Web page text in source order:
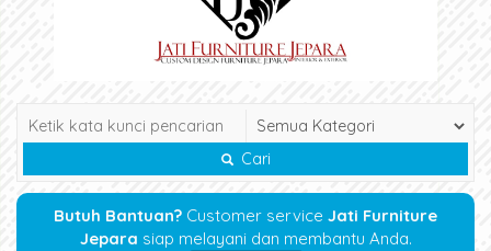
Cari
Butuh Bantuan? Customer service Jati Furniture
Jepara siap melayani dan membantu Anda.